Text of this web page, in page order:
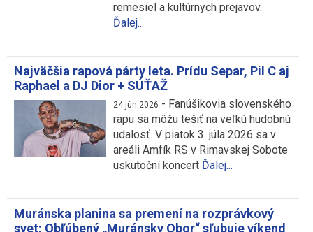
remesiel a kultúrnych prejavov.
Ďalej...
Najväčšia rapová párty leta. Prídu Separ, Pil C aj
Raphael a DJ Dior + SÚŤAŽ
24.jún.2026 - Fanúšikovia slovenského
rapu sa môžu tešiť na veľkú hudobnú
udalosť. V piatok 3. júla 2026 sa v
areáli Amfík RS v Rimavskej Sobote
uskutoční koncert Ďalej...
Muránska planina sa premení na rozprávkový
svet: Obľúbený „Muránsky Obor“ sľubuje víkend